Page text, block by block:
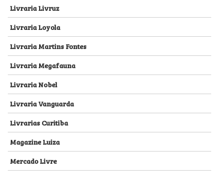
Livraria Livruz
Livraria Loyola
Livraria Martins Fontes
Livraria Megafauna
Livraria Nobel
Livraria Vanguarda
Livrarias Curitiba
Magazine Luiza
Mercado Livre